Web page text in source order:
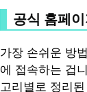
공식 홈페
가장 손쉬운 방
에 접속하는 겁
고리별로 정리